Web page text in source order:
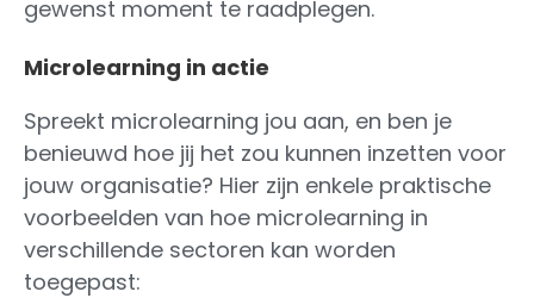
gewenst moment te raadplegen.
Microlearning in actie
Spreekt microlearning jou aan, en ben je
benieuwd hoe jij het zou kunnen inzetten voor
jouw organisatie? Hier zijn enkele praktische
voorbeelden van hoe microlearning in
verschillende sectoren kan worden
toegepast: